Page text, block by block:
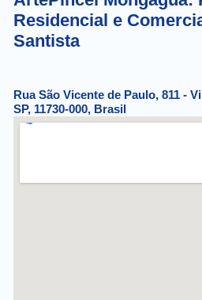
Residencial e
Santista
Rua São Vicente de Paulo, 811 -
SP, 11730-000, Brasil